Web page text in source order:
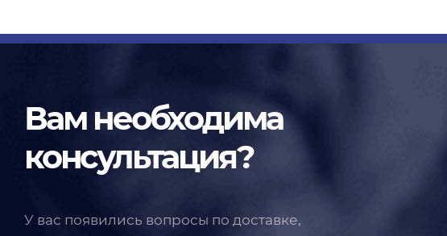
Вам необходима
консультация?
У вас появились вопросы по доставке,